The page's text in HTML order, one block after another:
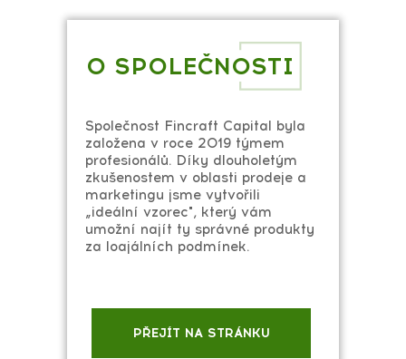
Společnost Fincraft Capital byla
založena v roce 2019 týmem
profesionálů. Díky dlouholetým
zkušenostem v oblasti prodeje a
marketingu jsme vytvořili
„ideální vzorec", který vám
umožní najít ty správné produkty
za loajálních podmínek.
O SPOLEČNOSTI
PŘEJÍT NA STRÁNKU